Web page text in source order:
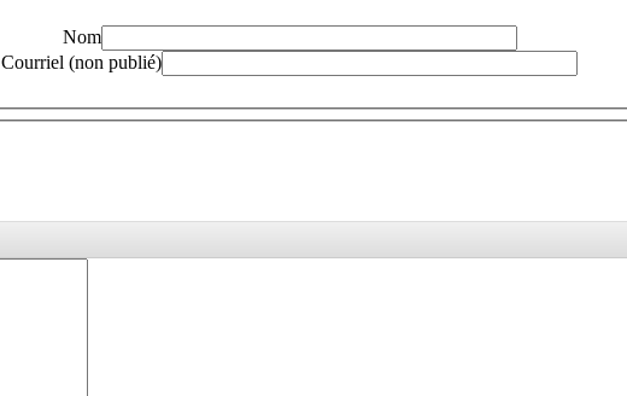
Nom
Courriel (non publié)